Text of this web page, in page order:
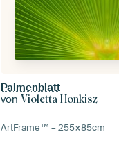
Palmenblatt
vonVioletta Honkisz
ArtFrame™ –255×85cm